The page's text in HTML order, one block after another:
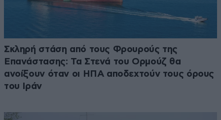
Σκληρή στάση από τους Φρουρούς της
Επανάστασης: Τα Στενά του Ορμούζ θα
ανοίξουν όταν οι ΗΠΑ αποδεχτούν τους όρους
του Ιράν